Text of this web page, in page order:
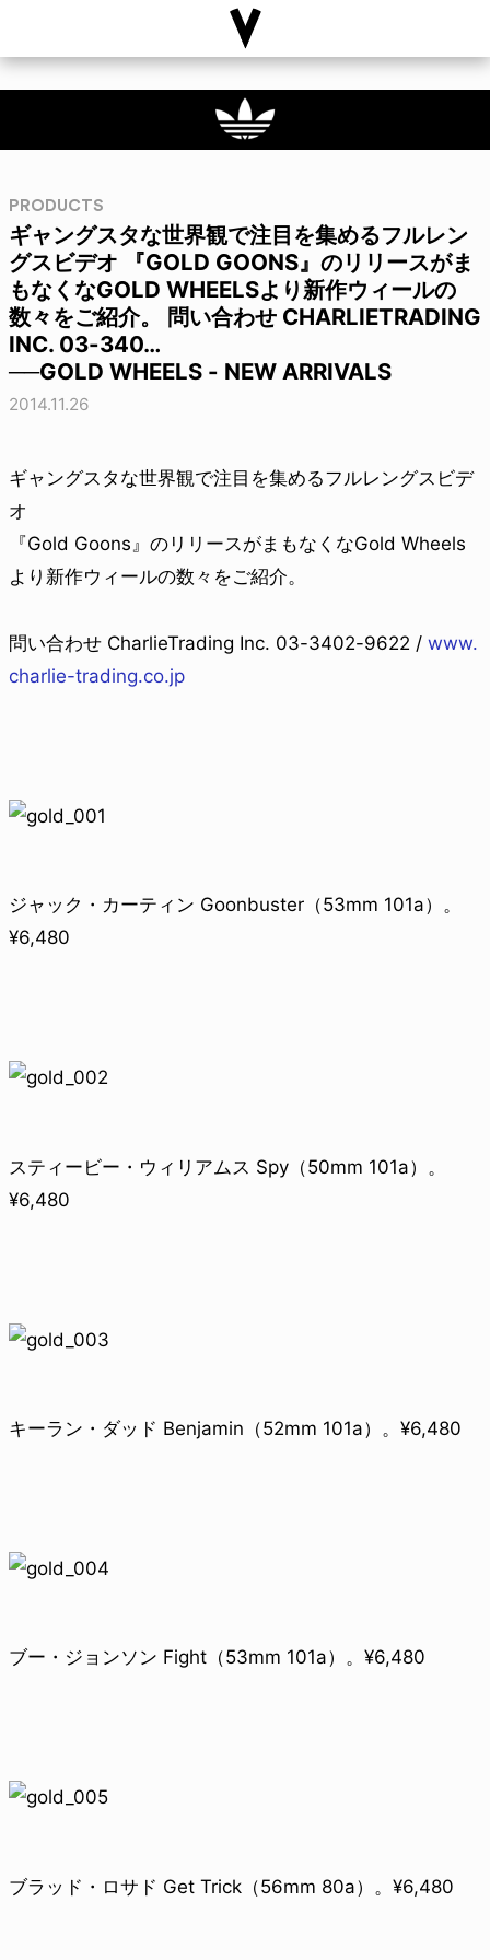
PRODUCTS
ギャングスタな世界観で注目を集めるフルレン
グスビデオ 『GOLD GOONS』のリリースがま
もなくなGOLD WHEELSより新作ウィールの
数々をご紹介。 問い合わせ CHARLIETRADING
INC. 03-340…
──GOLD WHEELS - NEW ARRIVALS
2014.11.26
ギャングスタな世界観で注目を集めるフルレングスビデ
オ
『Gold Goons』のリリースがまもなくなGold Wheels
より新作ウィールの数々をご紹介。
問い合わせ CharlieTrading Inc. 03-3402-9622 / www.
charlie-trading.co.jp
ジャック・カーティン Goonbuster（53mm 101a）。
¥6,480
スティービー・ウィリアムス Spy（50mm 101a）。
¥6,480
キーラン・ダッド Benjamin（52mm 101a）。¥6,480
ブー・ジョンソン Fight（53mm 101a）。¥6,480
ブラッド・ロサド Get Trick（56mm 80a）。¥6,480